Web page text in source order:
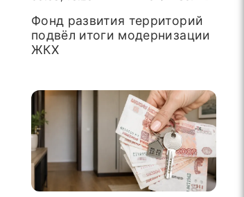
Фонд развития территорий
подвёл итоги модернизации
ЖКХ